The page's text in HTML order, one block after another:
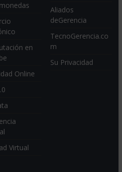
en
Online
Virtual
Aliados
deGerencia
TecnoGerencia.co
m
Su Privacidad